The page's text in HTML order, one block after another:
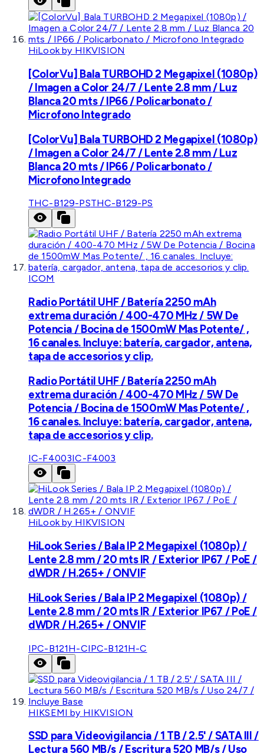
HiLook by HIKVISION
[ColorVu] Bala TURBOHD 2 Megapixel (1080p)
/ Imagen a Color 24/7 / Lente 2.8 mm / Luz
Blanca 20 mts / IP66 / Policarbonato /
Microfono Integrado
[ColorVu] Bala TURBOHD 2 Megapixel (1080p)
/ Imagen a Color 24/7 / Lente 2.8 mm / Luz
Blanca 20 mts / IP66 / Policarbonato /
Microfono Integrado
THC-B129-PSTHC-B129-PS
ICOM
Radio Portátil UHF / Batería 2250 mAh
extrema duración / 400-470 MHz / 5W De
Potencia / Bocina de 1500mW Mas Potente/ ,
16 canales. Incluye: batería, cargador, antena,
tapa de accesorios y clip.
Radio Portátil UHF / Batería 2250 mAh
extrema duración / 400-470 MHz / 5W De
Potencia / Bocina de 1500mW Mas Potente/ ,
16 canales. Incluye: batería, cargador, antena,
tapa de accesorios y clip.
IC-F4003IC-F4003
HiLook by HIKVISION
HiLook Series / Bala IP 2 Megapixel (1080p) /
Lente 2.8 mm / 20 mts IR / Exterior IP67 / PoE /
dWDR / H.265+ / ONVIF
HiLook Series / Bala IP 2 Megapixel (1080p) /
Lente 2.8 mm / 20 mts IR / Exterior IP67 / PoE /
dWDR / H.265+ / ONVIF
IPC-B121H-CIPC-B121H-C
HIKSEMI by HIKVISION
SSD para Videovigilancia / 1 TB / 2.5' / SATA III /
Lectura 560 MB/s / Escritura 520 MB/s / Uso